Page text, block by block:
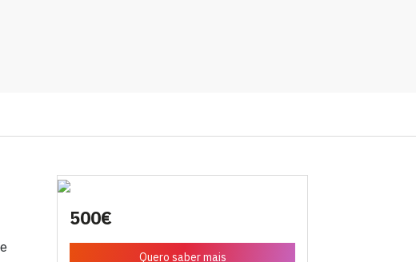
500€
Quero saber mais